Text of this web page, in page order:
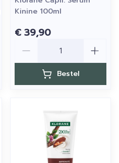
Kinine 100ml
€ 39,90
Bestel